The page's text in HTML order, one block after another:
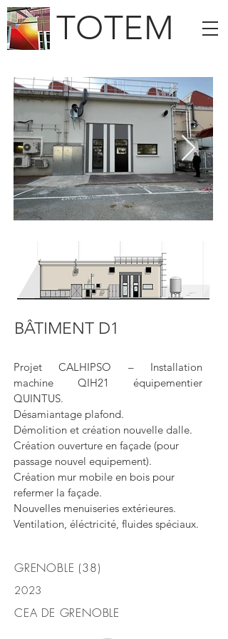
TOTEM
BÂTIMENT D1
Projet CALHIPSO – Installation
machine QIH21 équipementier
QUINTUS.
Désamiantage plafond.
Démolition et création nouvelle dalle.
Création ouverture en façade (pour
passage nouvel equipement).
Création mur mobile en bois pour
refermer la façade.
Nouvelles menuiseries extérieures.
Ventilation, éléctricité, fluides spéciaux.
GRENOBLE (38)
2023
CEA DE GRENOBLE